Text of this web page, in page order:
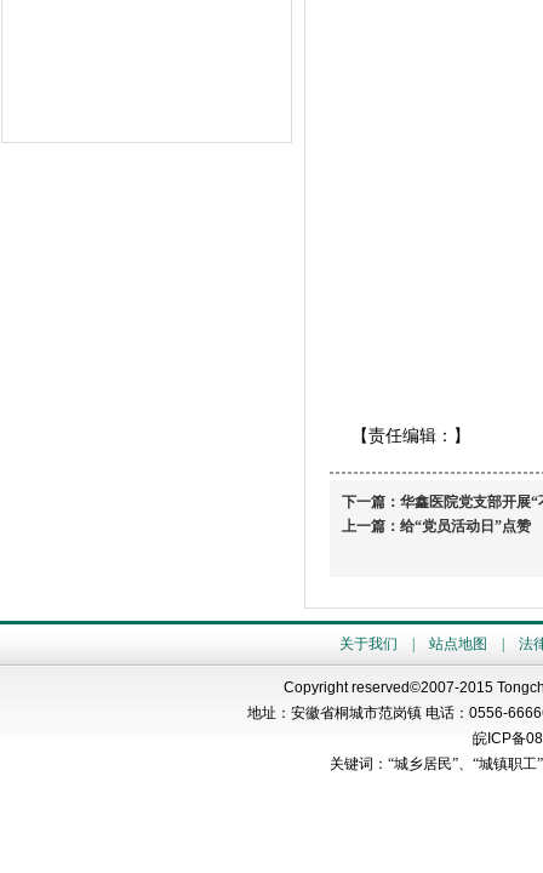
【责任编辑： 】
下一篇： 华鑫医院党支部开展
上一篇： 给“党员活动日”点赞
关于我们 站点地图 法
Copyright reserved©2007-2015
地址：安徽省桐城市范岗镇 电话： 0556-
皖ICP备
关键词：“城乡居民”、“城镇职